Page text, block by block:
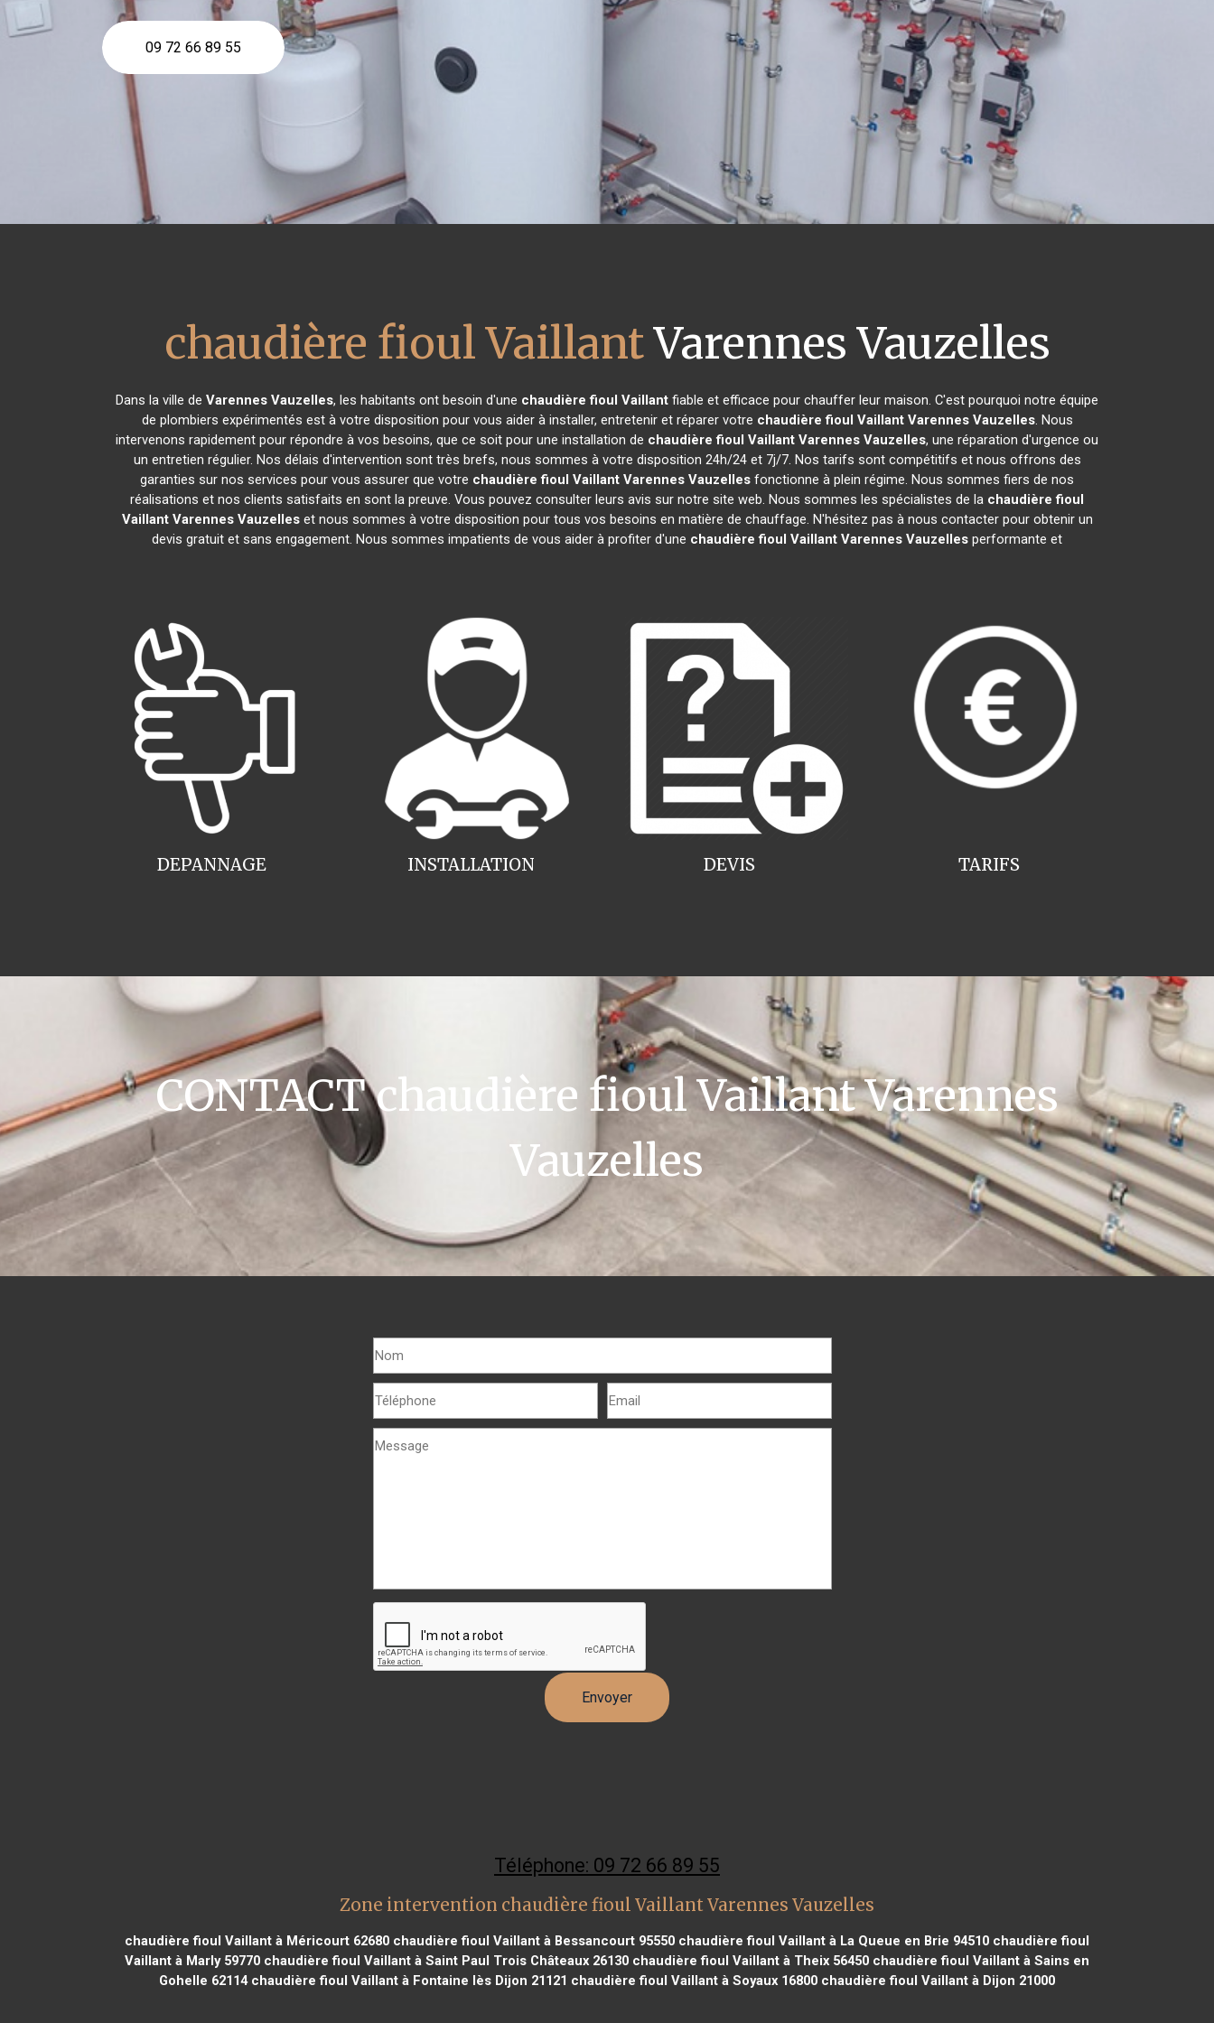
09 72 66 89 55
chaudière fioul VaillantVarennes Vauzelles
Dans la ville de Varennes Vauzelles, les habitants ont besoin d'une chaudière fioul Vaillant fiable et efficace pour chauffer leur maison. C'est pourquoi notre équipe
de plombiers expérimentés est à votre disposition pour vous aider à installer, entretenir et réparer votre chaudière fioul Vaillant Varennes Vauzelles. Nous
intervenons rapidement pour répondre à vos besoins, que ce soit pour une installation de chaudière fioul Vaillant Varennes Vauzelles, une réparation d'urgence ou
un entretien régulier. Nos délais d'intervention sont très brefs, nous sommes à votre disposition 24h/24 et 7j/7. Nos tarifs sont compétitifs et nous offrons des
garanties sur nos services pour vous assurer que votre chaudière fioul Vaillant Varennes Vauzelles fonctionne à plein régime. Nous sommes fiers de nos
réalisations et nos clients satisfaits en sont la preuve. Vous pouvez consulter leurs avis sur notre site web. Nous sommes les spécialistes de la chaudière fioul
Vaillant Varennes Vauzelleset nous sommes à votre disposition pour tous vos besoins en matière de chauffage. N'hésitez pas à nous contacter pour obtenir un
devis gratuit et sans engagement. Nous sommes impatients de vous aider à profiter d'une chaudière fioul Vaillant Varennes Vauzelles performante et
INSTALLATION
DEPANNAGE TARIFS
DEVIS
CONTACT chaudière fioul Vaillant Varennes
Vauzelles
Téléphone: 09 72 66 89 55
Zone intervention chaudière fioul Vaillant Varennes Vauzelles
chaudière fioul Vaillant à Méricourt 62680 chaudière fioul Vaillant à Bessancourt 95550 chaudière fioul Vaillant à La Queue en Brie 94510 chaudière fioul
Vaillant à Marly 59770 chaudière fioul Vaillant à Saint Paul Trois Châteaux 26130 chaudière fioul Vaillant à Theix 56450 chaudière fioul Vaillant à Sains en
Gohelle 62114chaudière fioul Vaillant à Fontaine lès Dijon 21121 chaudière fioul Vaillant à Soyaux 16800 chaudière fioul Vaillant à Dijon 21000